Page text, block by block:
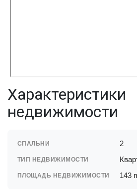
Характеристики
недвижимости
СПАЛЬНИ 2
ТИП НЕДВИЖИМОСТИ
ПЛОЩАДЬ НЕДВИЖИМОСТИ 143